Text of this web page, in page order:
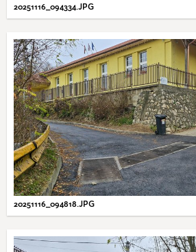
20251116_094334.JPG
20251116_094818.JPG